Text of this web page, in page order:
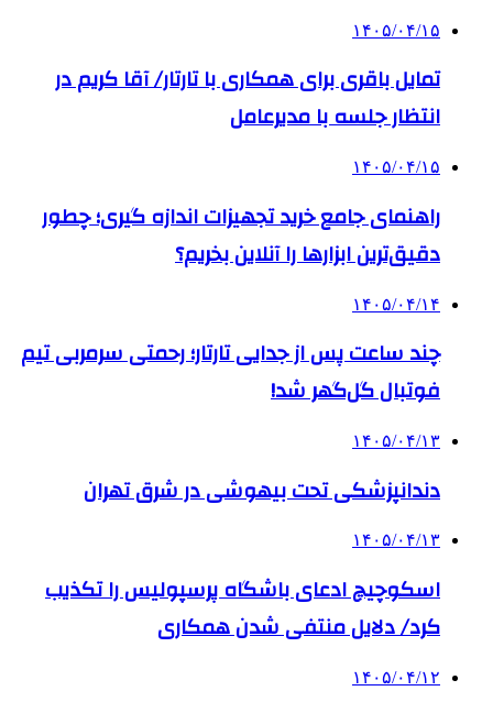
۱۴۰۵/۰۴/۱۵
تمایل باقری برای همکاری با تارتار/ آقا کریم در
انتظار جلسه با مدیرعامل
۱۴۰۵/۰۴/۱۵
راهنمای جامع خرید تجهیزات اندازه گیری؛ چطور
دقیق‌ترین ابزارها را آنلاین بخریم؟
۱۴۰۵/۰۴/۱۴
چند ساعت پس از جدایی تارتار؛ رحمتی سرمربی تیم
فوتبال گل‌گهر شد!
۱۴۰۵/۰۴/۱۳
دندانپزشکی تحت بیهوشی در شرق تهران
۱۴۰۵/۰۴/۱۳
اسکوچیچ ادعای باشگاه پرسپولیس را تکذیب
کرد/ دلایل منتفی شدن همکاری
۱۴۰۵/۰۴/۱۲